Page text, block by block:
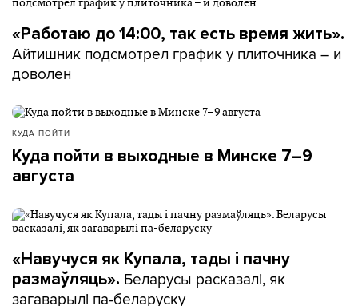
«Работаю до 14:00, так есть время жить».
Айтишник подсмотрел график у плиточника – и
доволен
КУДА ПОЙТИ
Куда пойти в выходные в Минске 7–9
августа
«Навучуся як Купала, тады і пачну
размаўляць». Беларусы расказалі, як
загаварылі па-беларуску